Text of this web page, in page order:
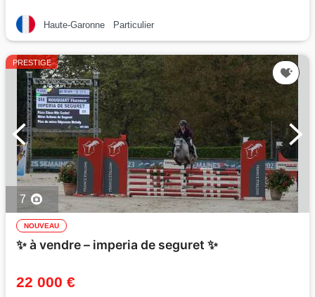
Haute-Garonne Particulier
PRESTIGE
7
NOUVEAU
✨ à vendre – imperia de seguret ✨
22 000 €